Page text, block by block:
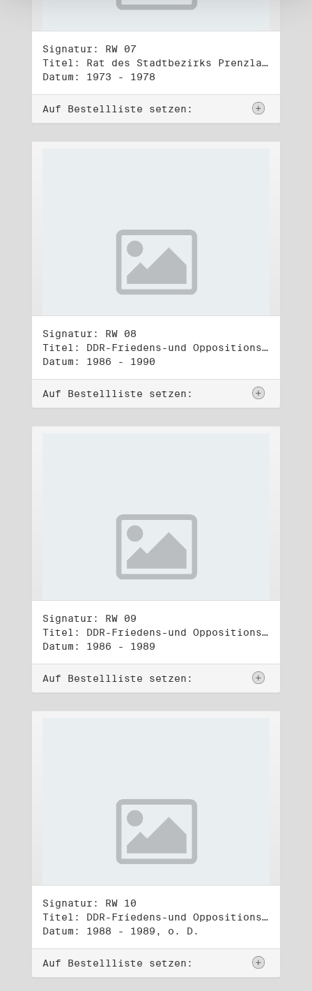
Signatur: RW 07
Titel: Rat des Stadtbezirks Prenzlauer Berg in Berlin
Datum: 1973 - 1978
Auf Bestellliste setzen:
Signatur: RW 08
Titel: DDR-Friedens-und Oppositionsbewegung (1)
Datum: 1986 - 1990
Auf Bestellliste setzen:
Signatur: RW 09
Titel: DDR-Friedens-und Oppositionsbewegung (2)
Datum: 1986 - 1989
Auf Bestellliste setzen:
Signatur: RW 10
Titel: DDR-Friedens-und Oppositionsbewegung (3)
Datum: 1988 - 1989, o. D.
Auf Bestellliste setzen: